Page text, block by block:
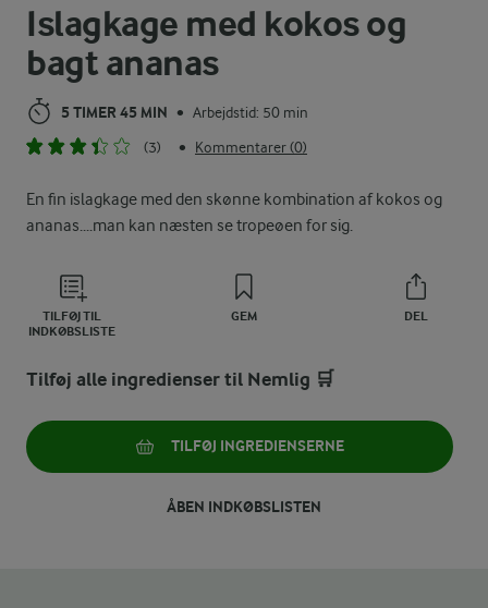
Islagkage med kokos og
bagt ananas
5 TIMER 45 MIN • Arbejdstid: 50 min
(3)
• Kommentarer (0)
En fin islagkage med den skønne kombination af kokos og
ananas....man kan næsten se tropeøen for sig.
TILFØJ TIL
INDKØBSLISTE
GEM DEL
Tilføj alle ingredienser til Nemlig 🛒
TILFØJ INGREDIENSERNE
ÅBEN INDKØBSLISTEN